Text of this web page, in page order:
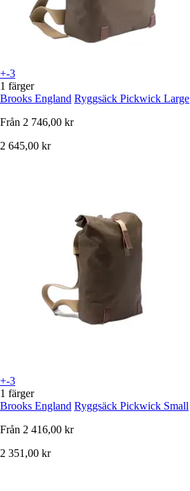
+-3
1 färger
Brooks England Ryggsäck Pickwick Large
Från 2 746,00 kr
2 645,00 kr
+-3
1 färger
Brooks England Ryggsäck Pickwick Small
Från 2 416,00 kr
2 351,00 kr